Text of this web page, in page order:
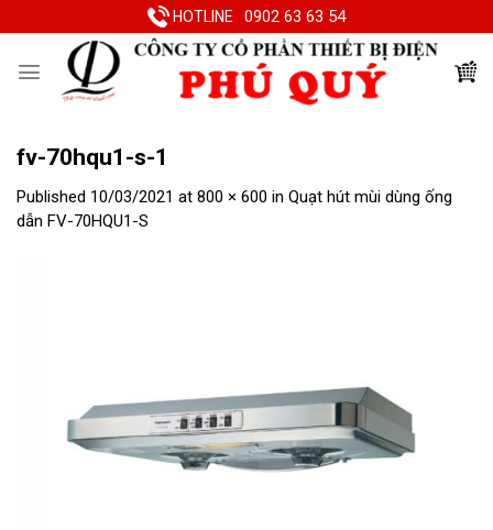
to
HOTLINE 0902 63 63 54
fv-70hqu1-s-1
Published 10/03/2021 at 800 × 600 in Quạt hút mùi dùng ống
dẫn FV-70HQU1-S